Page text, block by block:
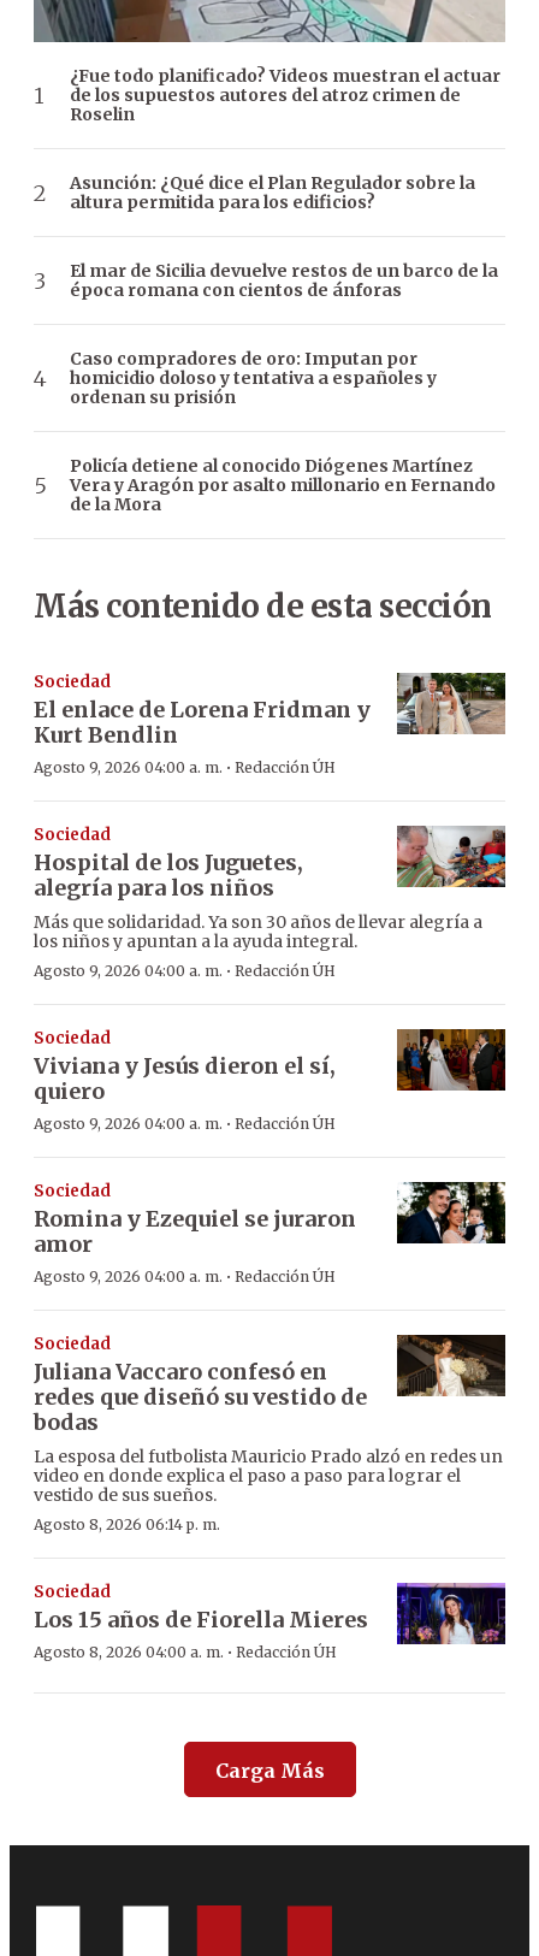
¿Fue todo planificado? Videos muestran el actuar
de los supuestos autores del atroz crimen de
Roselin
Asunción: ¿Qué dice el Plan Regulador sobre la
altura permitida para los edificios?
El mar de Sicilia devuelve restos de un barco de la
época romana con cientos de ánforas
Caso compradores de oro: Imputan por
homicidio doloso y tentativa a españoles y
ordenan su prisión
Policía detiene al conocido Diógenes Martínez
Vera y Aragón por asalto millonario en Fernando
de la Mora
Más contenido de esta sección
Sociedad
El enlace de Lorena Fridman y
Kurt Bendlin
Agosto 9, 2026 04:00 a. m. · Redacción ÚH
Sociedad
Hospital de los Juguetes,
alegría para los niños
Más que solidaridad. Ya son 30 años de llevar alegría a
los niños y apuntan a la ayuda integral.
Agosto 9, 2026 04:00 a. m. · Redacción ÚH
Sociedad
Viviana y Jesús dieron el sí,
quiero
Agosto 9, 2026 04:00 a. m. · Redacción ÚH
Sociedad
Romina y Ezequiel se juraron
amor
Agosto 9, 2026 04:00 a. m. · Redacción ÚH
Sociedad
Juliana Vaccaro confesó en
redes que diseñó su vestido de
bodas
La esposa del futbolista Mauricio Prado alzó en redes un
video en donde explica el paso a paso para lograr el
vestido de sus sueños.
Agosto 8, 2026 06:14 p. m.
Sociedad
Los 15 años de Fiorella Mieres
Agosto 8, 2026 04:00 a. m. · Redacción ÚH
Carga Más